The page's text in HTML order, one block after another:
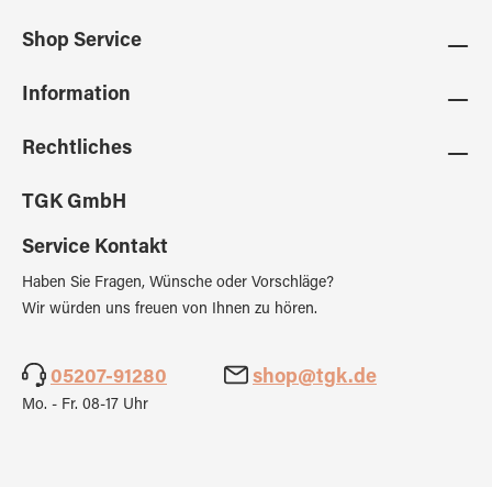
Shop Service
Information
Rechtliches
TGK GmbH
Service Kontakt
Haben Sie Fragen, Wünsche oder Vorschläge?
Wir würden uns freuen von Ihnen zu hören.
05207-91280 shop@tgk.de
Mo. - Fr. 08-17 Uhr